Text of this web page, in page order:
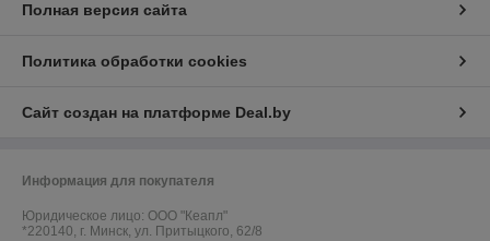
Полная версия сайта
Политика обработки cookies
Сайт создан на платформе Deal.by
Информация для покупателя
Юридическое лицо: ООО "Кеапл"
*220140, г. Минск, ул. Притыцкого, 62/8